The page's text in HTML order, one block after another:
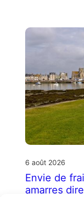
6 août 2026
Envie de
amarres